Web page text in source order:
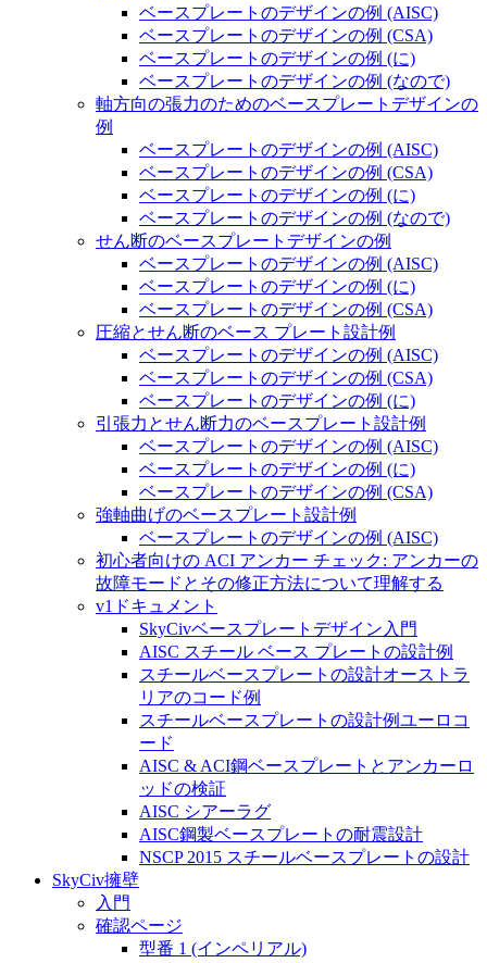
ベースプレートのデザインの例 (AISC)
ベースプレートのデザインの例 (CSA)
ベースプレートのデザインの例 (に)
ベースプレートのデザインの例 (なので)
軸方向の張力のためのベースプレートデザインの
例
ベースプレートのデザインの例 (AISC)
ベースプレートのデザインの例 (CSA)
ベースプレートのデザインの例 (に)
ベースプレートのデザインの例 (なので)
せん断のベースプレートデザインの例
ベースプレートのデザインの例 (AISC)
ベースプレートのデザインの例 (に)
ベースプレートのデザインの例 (CSA)
圧縮とせん断のベース プレート設計例
ベースプレートのデザインの例 (AISC)
ベースプレートのデザインの例 (CSA)
ベースプレートのデザインの例 (に)
引張力とせん断力のベースプレート設計例
ベースプレートのデザインの例 (AISC)
ベースプレートのデザインの例 (に)
ベースプレートのデザインの例 (CSA)
強軸曲げのベースプレート設計例
ベースプレートのデザインの例 (AISC)
初心者向けの ACI アンカー チェック: アンカーの
故障モードとその修正方法について理解する
v1ドキュメント
SkyCivベースプレートデザイン入門
AISC スチール ベース プレートの設計例
スチールベースプレートの設計オーストラ
リアのコード例
スチールベースプレートの設計例ユーロコ
ード
AISC & ACI鋼ベースプレートとアンカーロ
ッドの検証
AISC シアーラグ
AISC鋼製ベースプレートの耐震設計
NSCP 2015 スチールベースプレートの設計
SkyCiv擁壁
入門
確認ページ
型番 1 (インペリアル)